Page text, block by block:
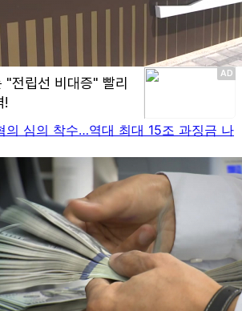
의 심의 착수…역대 최대 15조 과징금 나